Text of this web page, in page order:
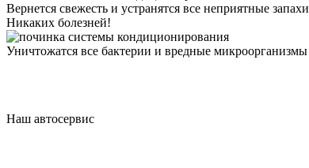
Вернется свежесть и устранятся все неприятные запахи
Никаких болезней!
Уничтожатся все бактерии и вредные микроорганизмы
Наш автосервис